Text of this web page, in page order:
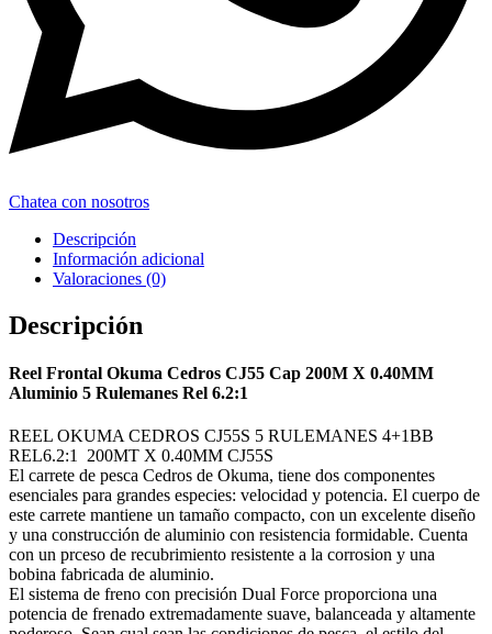
Chatea con nosotros
Descripción
Información adicional
Valoraciones (0)
Descripción
Reel Frontal Okuma Cedros CJ55 Cap 200M X 0.40MM
Aluminio 5 Rulemanes Rel 6.2:1
REEL OKUMA CEDROS CJ55S 5 RULEMANES 4+1BB
REL6.2:1 200MT X 0.40MM CJ55S
El carrete de pesca Cedros de Okuma, tiene dos componentes
esenciales para grandes especies: velocidad y potencia. El cuerpo de
este carrete mantiene un tamaño compacto, con un excelente diseño
y una construcción de aluminio con resistencia formidable. Cuenta
con un prceso de recubrimiento resistente a la corrosion y una
bobina fabricada de aluminio.
El sistema de freno con precisión Dual Force proporciona una
potencia de frenado extremadamente suave, balanceada y altamente